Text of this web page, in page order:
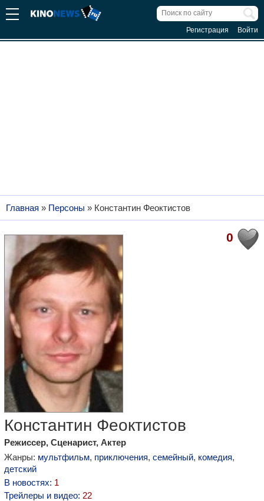
Регистрация Войти
Главная » Персоны » Константин Феоктистов
0
Константин Феоктистов
Режиссер, Сценарист, Актер
Жанры: мультфильм, приключения, семейный, комедия,
детский
В новостях: 1
Трейлеры и видео: 22